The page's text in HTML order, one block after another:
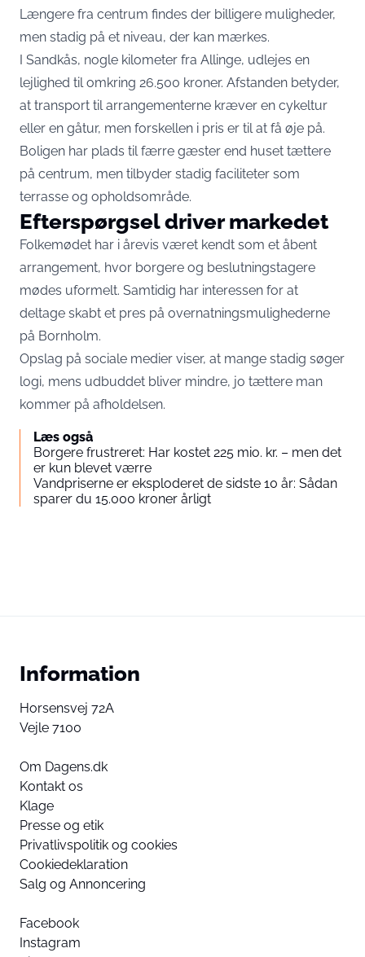
Længere fra centrum findes der billigere muligheder,
men stadig på et niveau, der kan mærkes.
I Sandkås, nogle kilometer fra Allinge, udlejes en
lejlighed til omkring 26.500 kroner. Afstanden betyder,
at transport til arrangementerne kræver en cykeltur
eller en gåtur, men forskellen i pris er til at få øje på.
Boligen har plads til færre gæster end huset tættere
på centrum, men tilbyder stadig faciliteter som
terrasse og opholdsområde.
Efterspørgsel driver markedet
Folkemødet har i årevis været kendt som et åbent
arrangement, hvor borgere og beslutningstagere
mødes uformelt. Samtidig har interessen for at
deltage skabt et pres på overnatningsmulighederne
på Bornholm.
Opslag på sociale medier viser, at mange stadig søger
logi, mens udbuddet bliver mindre, jo tættere man
kommer på afholdelsen.
Læs også
Borgere frustreret: Har kostet 225 mio. kr. – men det
er kun blevet værre
Vandpriserne er eksploderet de sidste 10 år: Sådan
sparer du 15.000 kroner årligt
Information
Horsensvej 72A
Vejle 7100
Om Dagens.dk
Kontakt os
Klage
Presse og etik
Privatlivspolitik og cookies
Cookiedeklaration
Salg og Annoncering
Facebook
Instagram